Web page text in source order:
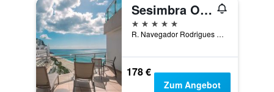
Sesimbra Oceanfront Hotel - Preferred Hotels and Resorts
5 Sterne
R. Navegador Rodrigues Soromenho D2, Sesimbra, Distrikt Setúbal, Portugal
178 €
Zum Angebot